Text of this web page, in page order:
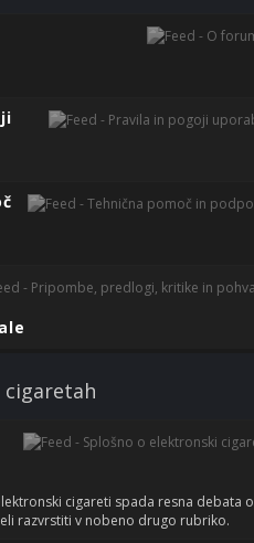
cigareti spada resna debata o
razvrstiti v nobeno drugo rubriko.